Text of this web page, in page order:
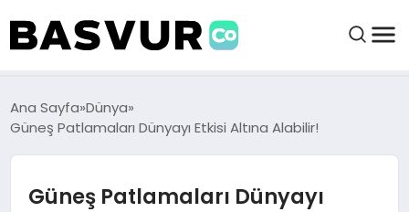
BAŞVURULAR
BAYILIKLER
Ana Sayfa Dünya
Güneş Patlamaları Dünyayı Etkisi Altına Alabilir!
Güneş Patlamaları Dünyayı